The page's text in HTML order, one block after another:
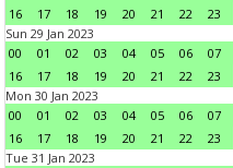
16
17 18 19 20 21 22
23
Sun 29 Jan 2023
00
01 02 03 04 05 06 07
16
17 18 19 20 21 22
23
Mon 30 Jan 2023
00
01 02 03 04 05 06 07
16
17 18 19 20 21 22
23
Tue 31 Jan 2023